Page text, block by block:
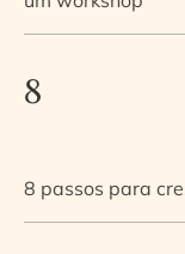
8
8 passos para